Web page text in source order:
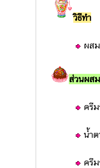
วิธีทำ
ผส
ส่วนผส
ครี
น้ำต
ครี